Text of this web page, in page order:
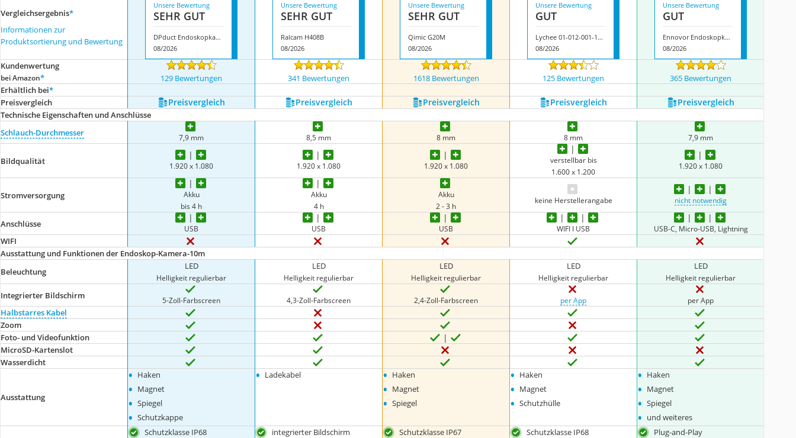
Vergleichsergebnis*
Informationen zur
Produktsortierung und Bewertung
Unsere Bewertung
SEHR GUT
DPduct Endoskopkamera
08/2026
Unsere Bewertung
SEHR GUT
Ralcam H408B
08/2026
Unsere Bewertung
SEHR GUT
Qimic G20M
08/2026
Unsere Bewertung
GUT
Lychee ‎01-012-001-10m
08/2026
Unsere Bewertung
GUT
Ennovor Endoskopkamera ‎W400E-10M
08/2026
Kundenwertung
bei Amazon* 129 Bewertungen 341 Bewertungen 1618 Bewertungen 125 Bewertungen
365 Bewertungen
Erhältlich bei*
Preis­vergleich
Preis­vergleich Preis­vergleich Preis­vergleich Preis­vergleich Preis­vergleich
Technische Eigenschaften und Anschlüsse
Schlauch-Durchmesser
7,9 mm 8,5 mm 8 mm 8 mm 7,9 mm
Bildqualität 1.920 x 1.080 1.920 x 1.080 1.920 x 1.080
verstellbar bis
1.600 x 1.200
1.920 x 1.080
Stromversorgung
Akku
bis 4 h
Akku
4 h
Akku
2 - 3 h
keine Herstellerangabe nicht notwendig
Anschlüsse USB USB USB WIFI I USB USB-C, Micro-USB, Lightning
WIFI
Ausstattung und Funktionen der Endoskop-Kamera-10m
Beleuchtung
LED
Helligkeit regulierbar
LED
Helligkeit regulierbar
LED
Helligkeit regulierbar
LED
Helligkeit regulierbar
LED
Helligkeit regulierbar
Integrierter Bildschirm 5-Zoll-Farbscreen 4,3-Zoll-Farbscreen 2,4-Zoll-Farbscreen per App per App
Halbstarres Kabel
Zoom
Foto- und Videofunktion
MicroSD-Kartenslot
Wasserdicht
Ausstattung
• Haken
• Magnet
• Spiegel
• Schutzkappe
• Ladekabel • Haken
• Magnet
• Spiegel
• Haken
• Magnet
• Schutzhülle
• Haken
• Magnet
• Spiegel
• und weiteres
Schutzklasse IP68
integrierter Bildschirm
Schutzklasse IP67
Schutzklasse IP68
Plug-and-Play